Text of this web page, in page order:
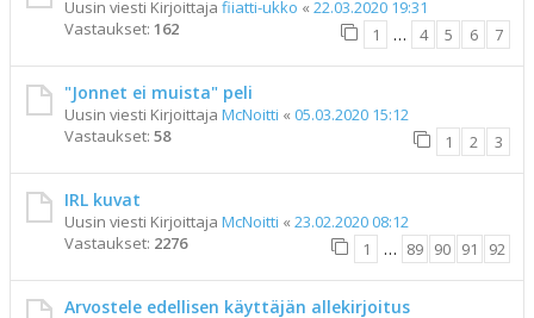
Uusin viesti Kirjoittaja fiiatti-ukko « 22.03.2020 19:31
Vastaukset: 162 1 … 4 5 6 7
"Jonnet ei muista" peli
Uusin viesti Kirjoittaja McNoitti « 05.03.2020 15:12
Vastaukset: 58 1 2 3
IRL kuvat
Uusin viesti Kirjoittaja McNoitti « 23.02.2020 08:12
Vastaukset: 2276 1 … 89 90 91 92
Arvostele edellisen käyttäjän allekirjoitus